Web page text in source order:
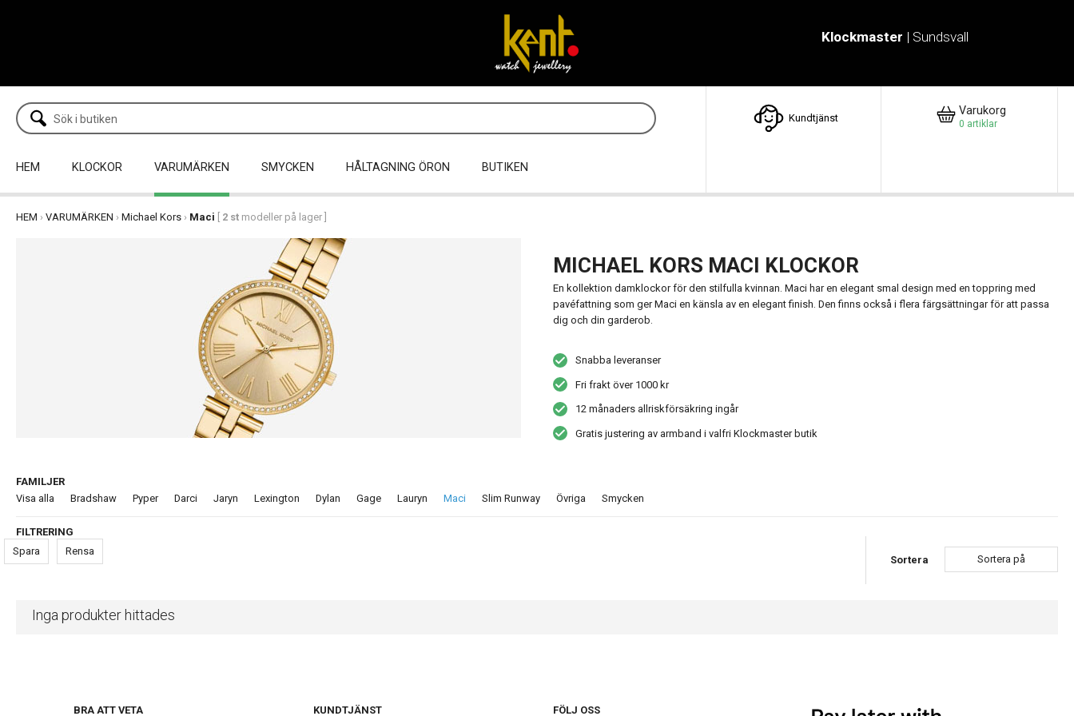
Klockmaster | Sundsvall
Kundtjänst
Varukorg
0 artiklar
HEM KLOCKOR VARUMÄRKEN SMYCKEN HÅLTAGNING ÖRON BUTIKEN
HEM › VARUMÄRKEN › Michael Kors › Maci 2 st modeller på lager ]
MICHAEL KORS MACI KLOCKOR
En kollektion damklockor för den stilfulla kvinnan. Maci har en elegant smal design med en toppring med
pavéfattning som ger Maci en känsla av en elegant finish. Den finns också i flera färgsättningar för att passa
dig och din garderob.
Snabba leveranser
Fri frakt över 1000 kr
12 månaders allriskförsäkring ingår
Gratis justering av armband i valfri Klockmaster butik
FAMILJER
Visa alla
Bradshaw Pyper Darci Jaryn Lexington Dylan Gage Lauryn Maci Slim Runway Övriga Smycken
FILTRERING
Spara
Rensa
Sortera Sortera på
Inga produkter hittades
BRA ATT VETA KUNDTJÄNST FÖLJ OSS